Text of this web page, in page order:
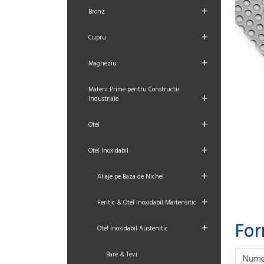
Bronz +
Cupru +
Magneziu +
Materii Prime pentru Constructii
Industriale
+
Otel +
Otel Inoxidabil +
Aliaje pe Baza de Nichel +
Feritic & Otel Inoxidabil Martensitic +
Otel Inoxidabil Austenitic +
Bare & Tevi Please
Please
Please
Please